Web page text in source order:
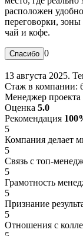
расположен
переговорки, зоны
чай и кофе.
0
13 августа 2025.
Стаж в компании:
Менеджер проекта
Оценка 5.0
Рекомендация
5
Компания делает
5
Связь с топ-
5
Грамотность
5
Признание
5
Отношения с